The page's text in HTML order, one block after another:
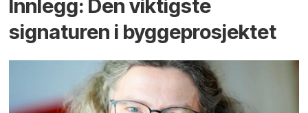
Innlegg: Den viktigste
signaturen i bygge­­prosjektet